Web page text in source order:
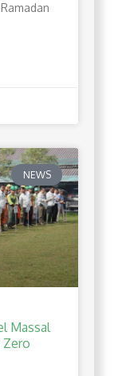
NEWS
Massal
Zero